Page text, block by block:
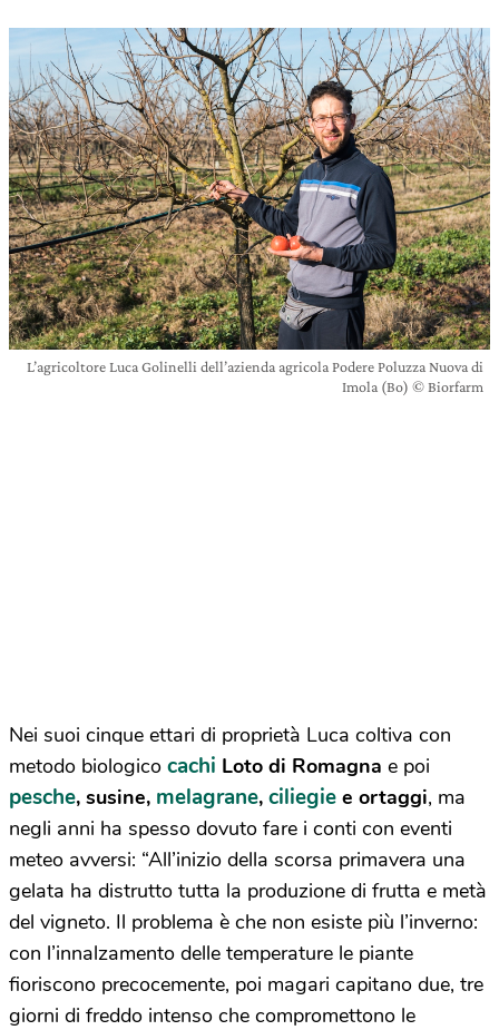
L’agricoltore Luca Golinelli dell’azienda agricola Podere Poluzza Nuova di
Imola (Bo) © Biorfarm
Nei suoi cinque ettari di proprietà Luca coltiva con
metodo biologico cachi Loto di Romagna e poi
pesche, susine, melagrane, ciliegie e ortaggi, ma
negli anni ha spesso dovuto fare i conti con eventi
meteo avversi: “All’inizio della scorsa primavera una
gelata ha distrutto tutta la produzione di frutta e metà
del vigneto. Il problema è che non esiste più l’inverno:
con l’innalzamento delle temperature le piante
fioriscono precocemente, poi magari capitano due, tre
giorni di freddo intenso che compromettono le